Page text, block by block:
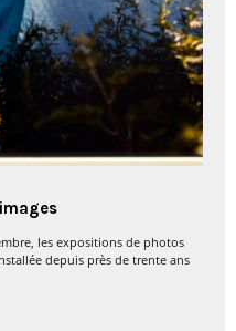
les expositions de photos
depuis près de trente ans